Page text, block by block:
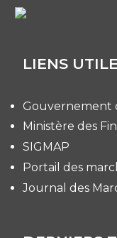
LIENS
Gouvernement
Ministère des
SIGMAP
Portail des
Journal des